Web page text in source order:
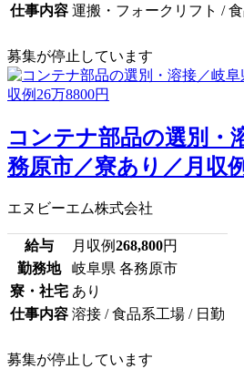
仕事内容 運搬・フォークリフト /
募集が停止しています
コンテナ部品の選別・
務原市／寮あり／月収
エヌビーエム株式会社
給与 月収例268,800円
勤務地
岐阜県 各務原市
寮・社宅 あり
仕事内容 溶接 / 食品系工場 / 日勤
募集が停止しています